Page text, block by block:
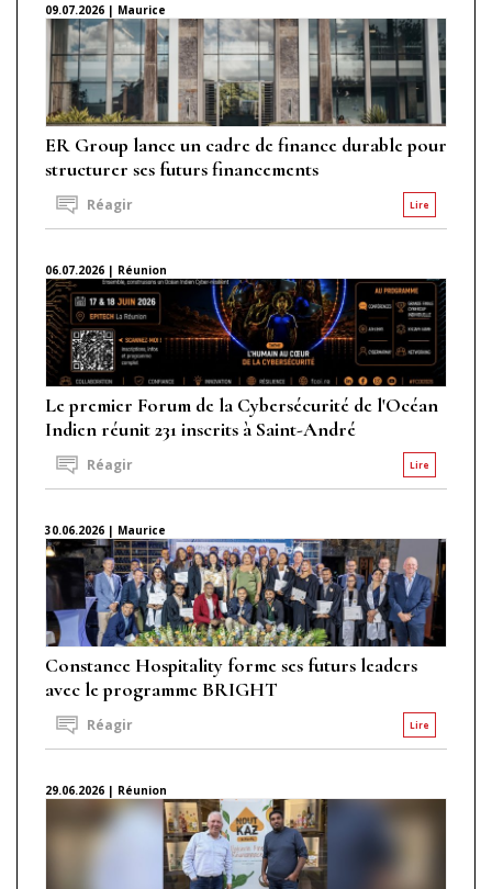
09.07.2026 | Maurice
ER Group lance un cadre de finance durable pour
structurer ses futurs financements
Lire
Réagir
06.07.2026 | Réunion
Le premier Forum de la Cybersécurité de l'Océan
Indien réunit 231 inscrits à Saint-André
Lire
Réagir
30.06.2026 | Maurice
Constance Hospitality forme ses futurs leaders
avec le programme BRIGHT
Lire
Réagir
29.06.2026 | Réunion